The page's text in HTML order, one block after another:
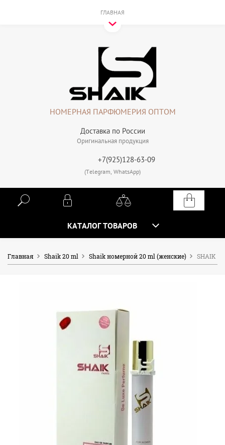
ГЛАВНАЯ
Доставка по России
Оригинальная продукция
НОМЕРНАЯ ПАРФЮМЕРИЯ ОПТОМ
+7(925)128-63-09
(Telegram, WhatsApp)
КАТАЛОГ ТОВАРОВ
Главная Shaik 20 ml Shaik номерной 20 ml (женские) SHAIK W